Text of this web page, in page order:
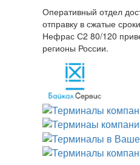
Оперативный отдел
отправку в сжатые
Нефрас С2 80/120
регионы России.